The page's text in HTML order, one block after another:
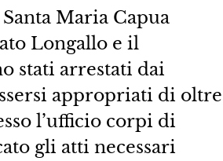
Maria Capua
Longallo e il
stati arrestati dai
appropriati di oltre
l’ufficio corpi di
gli atti necessari